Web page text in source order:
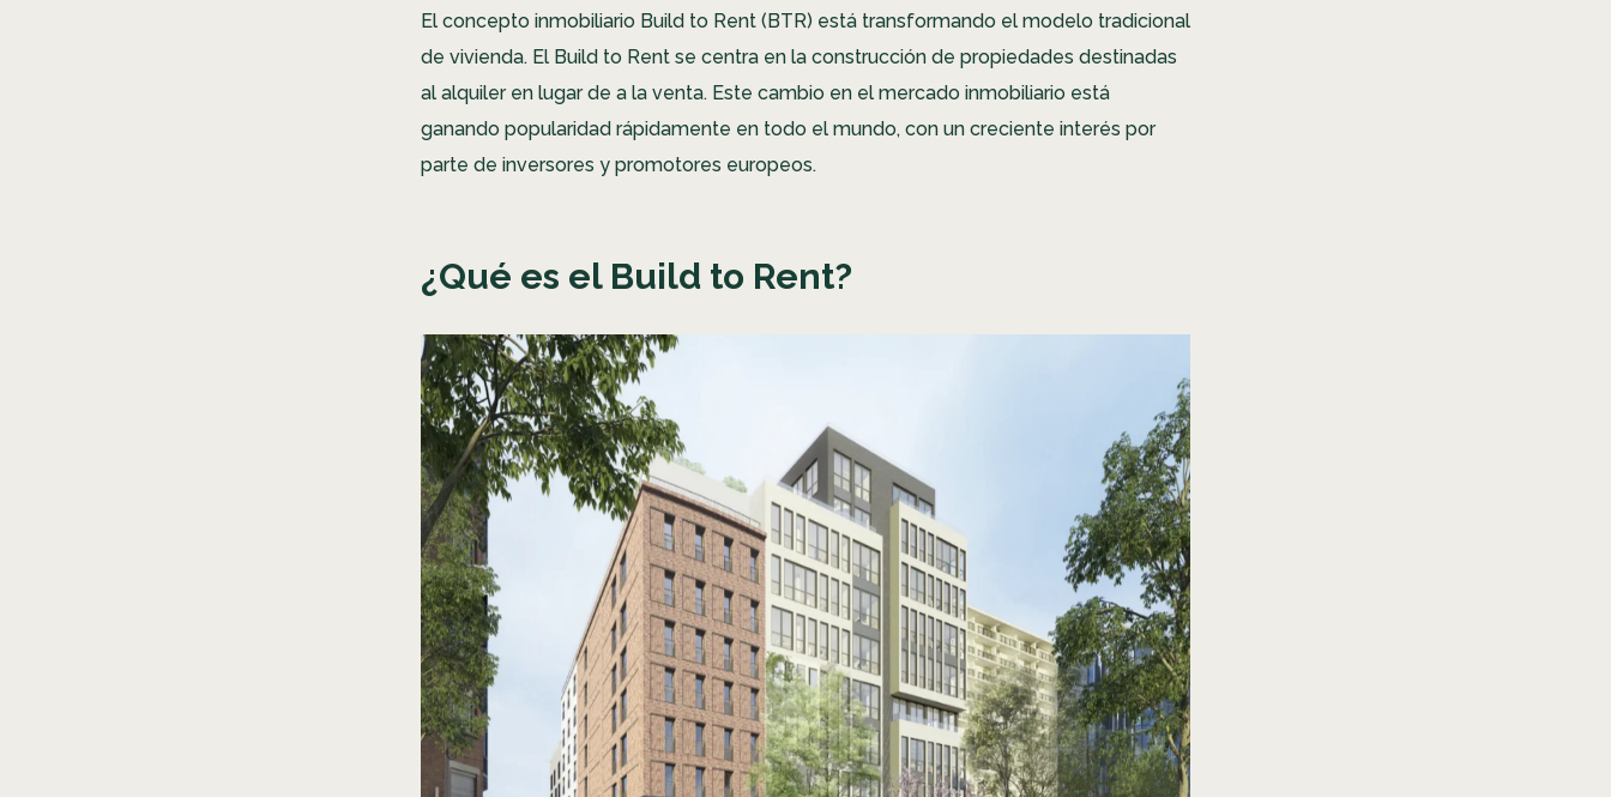
El concepto inmobiliario Build to Rent (BTR) está transformando el modelo tradicional
de vivienda. El Build to Rent se centra en la construcción de propiedades destinadas
al alquiler en lugar de a la venta. Este cambio en el mercado inmobiliario está
ganando popularidad rápidamente en todo el mundo, con un creciente interés por
parte de inversores y promotores europeos.
¿Qué es el Build to Rent?